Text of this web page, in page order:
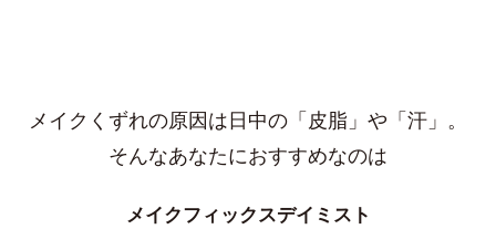
メイクくずれの原因は日中の「皮脂」や「汗」。
そんなあなたにおすすめなのは
メイクフィックスデイミスト